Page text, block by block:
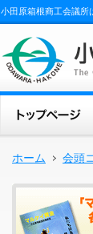
小田原箱根商工会議所
ホーム 会頭